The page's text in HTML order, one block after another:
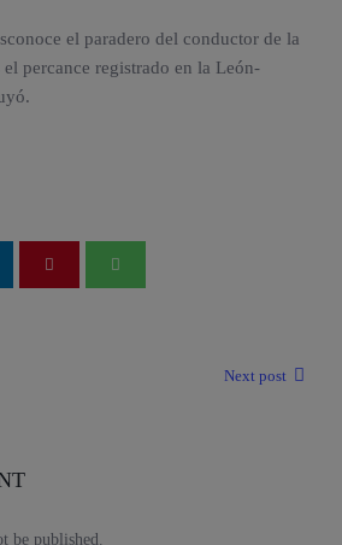
el paradero del conductor de la
el percance registrado en la León-
Next post
be published.